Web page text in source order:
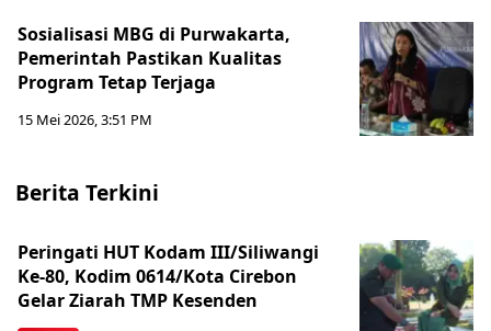
Sosialisasi MBG di Purwakarta,
Pemerintah Pastikan Kualitas
Program Tetap Terjaga
15 Mei 2026, 3:51 PM
Berita Terkini
Peringati HUT Kodam III/Siliwangi
Ke-80, Kodim 0614/Kota Cirebon
Gelar Ziarah TMP Kesenden